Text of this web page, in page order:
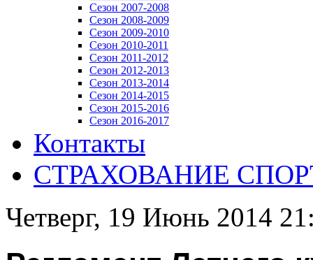
Сезон 2007-2008
Сезон 2008-2009
Сезон 2009-2010
Сезон 2010-2011
Сезон 2011-2012
Сезон 2012-2013
Сезон 2013-2014
Сезон 2014-2015
Сезон 2015-2016
Сезон 2016-2017
Контакты
СТРАХОВАНИЕ
Четверг, 19 Июнь 2014